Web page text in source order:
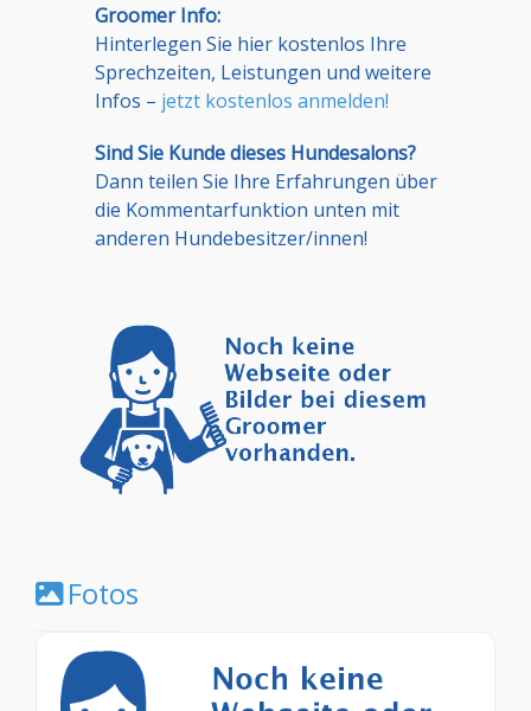
Groomer Info:
Hinterlegen Sie hier kostenlos Ihre
Sprechzeiten, Leistungen und weitere
Infos – jetzt kostenlos anmelden!
Sind Sie Kunde dieses Hundesalons?
Dann teilen Sie Ihre Erfahrungen über
die Kommentarfunktion unten mit
anderen Hundebesitzer/innen!
Fotos